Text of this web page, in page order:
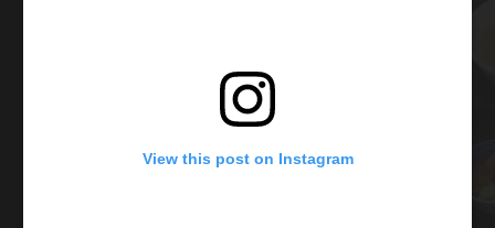
View this post on Instagram